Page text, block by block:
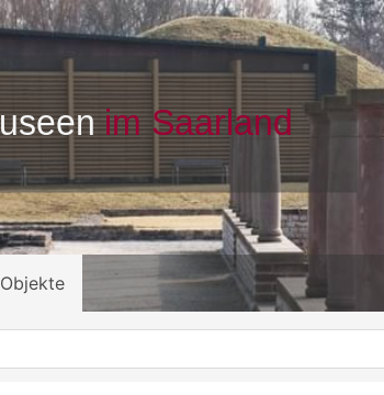
Objekte